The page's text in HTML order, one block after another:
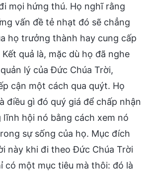
mọi hứng thú. Họ nghĩ rằng
vấn đề tẻ nhạt đó sẽ chẳng
họ trưởng thành hay cung cấp
quả là, mặc dù họ đã nghe
lý của Đức Chúa Trời,
cận một cách qua quýt. Họ
điều gì đó quý giá để chấp nhận
lĩnh hội nó bằng cách xem nó
sự sống của họ. Mục đích
này khi đi theo Đức Chúa Trời
có một mục tiêu mà thôi: đó là